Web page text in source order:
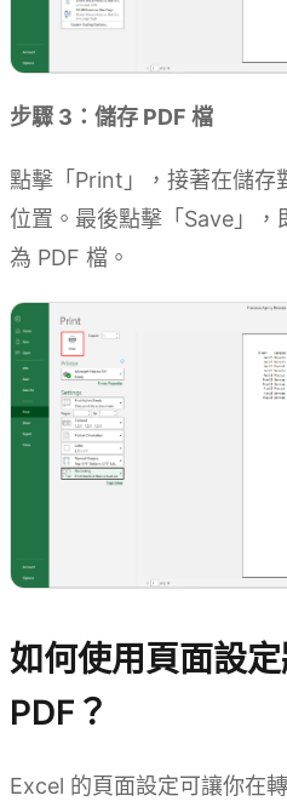
步驟 3：儲存 PDF 檔
點擊「Print」，接著在儲存
位置。最後點擊「Save」
為 PDF 檔。
如何使用頁面設
PDF？
Excel 的頁面設定可讓你在